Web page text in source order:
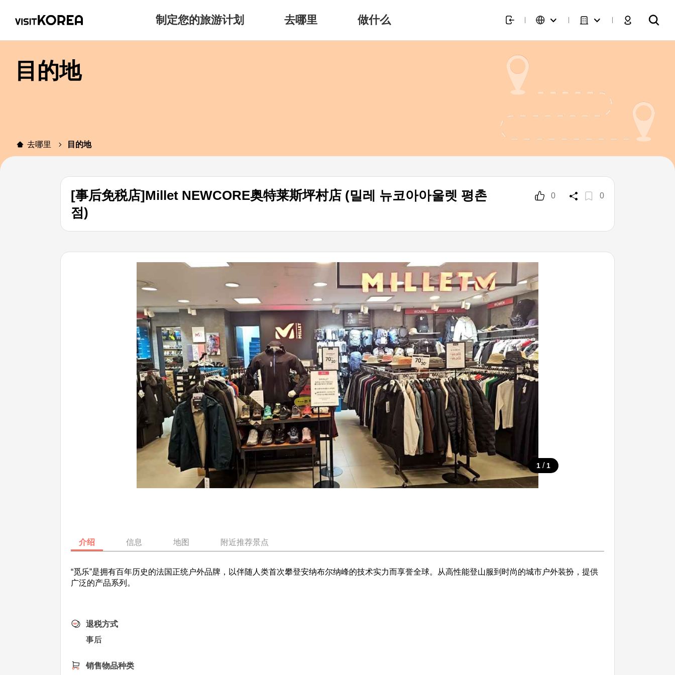
制定您的旅游计划 去哪里 做什么
目的地
去哪里 目的地
[事后免税店]Millet NEWCORE奥特莱斯坪村店 (밀레 뉴코아아울렛 평촌
점)
0 0
1 / 1
介绍 信息 地图 附近推荐景点
“觅乐”是拥有百年历史的法国正统户外品牌，以伴随人类首次攀登安纳布尔纳峰的技术实力而享誉全球。从高性能登山服到时尚的城市户外装扮，提供
广泛的产品系列。
退税方式
事后
销售物品种类